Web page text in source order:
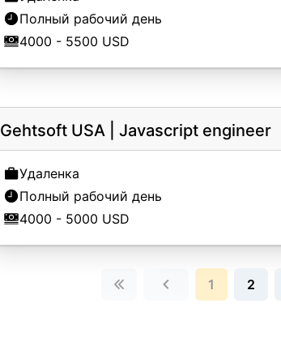
Полный рабочий день
4000 - 5500 USD
Gehtsoft USA| Javascript engineer
Удаленка
Полный рабочий день
4000 - 5000 USD
1 2